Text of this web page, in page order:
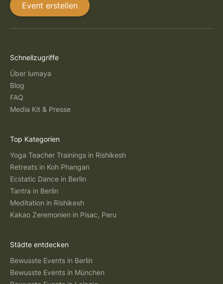
Event erstellen
Schnellzugriffe
Über lumaya
Blog
FAQ
Media Kit & Presse
Top Kategorien
Yoga Teacher Trainings in Rishikesh
Retreats in Koh Phangan
Ecstatic Dance in Berlin
Tantra in Berlin
Meditation in Rishikesh
Kakao Zeremonien in Pisac, Peru
Städte entdecken
Bewusste Events in Berlin
Bewusste Events in München